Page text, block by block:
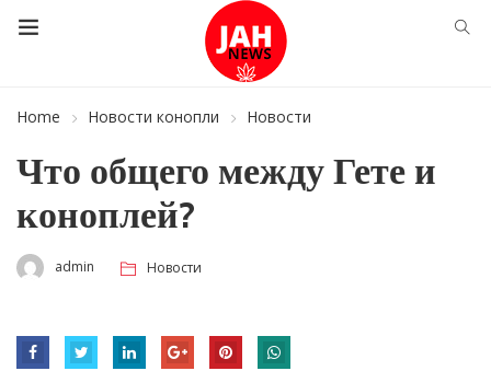
Home Новости конопли Новости
Что общего между Гете и
коноплей?
admin Новости